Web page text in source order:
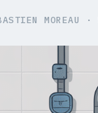
MOREAU ·